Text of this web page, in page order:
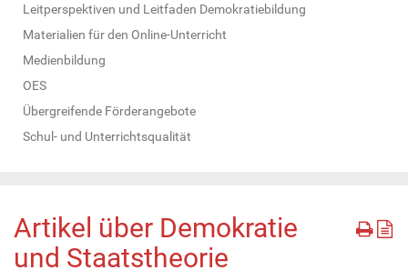
Leitperspektiven und Leitfaden Demokratiebildung
Materialien für den Online-Unterricht
Medienbildung
OES
Übergreifende Förderangebote
Schul- und Unterrichtsqualität
Artikel über Demokratie
und Staatstheorie